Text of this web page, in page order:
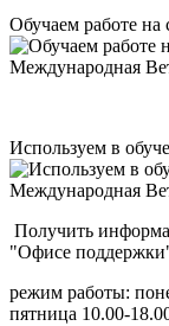
Обучаем работе на
Используем в
Получить
"Офисе
режим работы:
пятница 10.00-